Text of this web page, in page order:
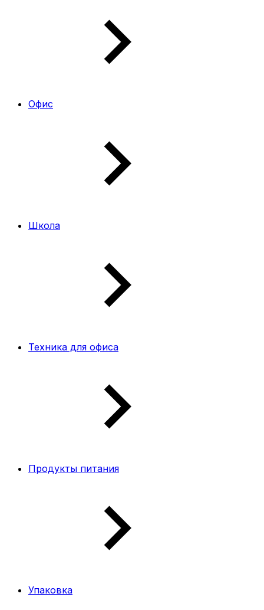
Офис
Школа
Техника для офиса
Продукты питания
Упаковка